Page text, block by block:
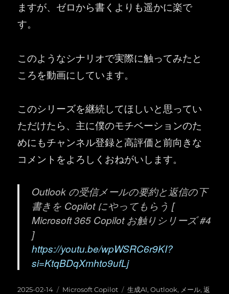
ますが、ゼロから書くよりも遥かに楽で
す。
このようなシナリオで実際に触ってみたと
ころを動画にしています。
このシリーズを継続してほしいと思ってい
ただけたら、主に僕のモチベーションのた
めにもチャンネル登録と高評価と前向きな
コメントをよろしくおねがいします。
Outlook の受信メールの要約と返信の下
書きを Copilot にやってもらう [
Microsoft 365 Copilot お触りシリーズ #4
]
https://youtu.be/wpWSRC6r9KI?
si=KtqBDqXmhto9ufLj
投
2025-02-14
カ
Microsoft Copilot
タ
生成AI,Outlook, メール,返